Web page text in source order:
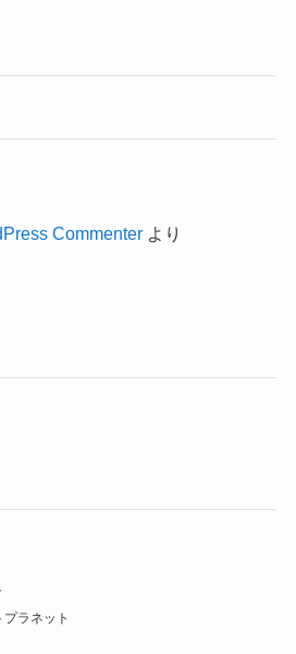
Commenterより
ラネット